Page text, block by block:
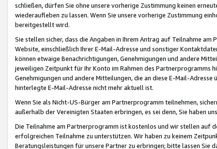
schließen, dürfen Sie ohne unsere vorherige Zustimmung keinen
wiederaufleben zu lassen. Wenn Sie unsere vorherige Zustimmung
bereitgestellt wird.
Sie stellen sicher, dass die Angaben in Ihrem Antrag auf Teilnahme
Website, einschließlich Ihrer E-Mail-Adresse und sonstiger
können etwaige Benachrichtigungen, Genehmigungen und andere
jeweiligen Zeitpunkt für Ihr Konto im Rahmen des Partnerprogramms
Genehmigungen und andere Mitteilungen, die an diese E-Mail-
hinterlegte E-Mail-Adresse nicht mehr aktuell ist.
Wenn Sie als Nicht-US-Bürger am Partnerprogramm teilnehmen,
außerhalb der Vereinigten Staaten erbringen, es sei denn, Sie haben
Die Teilnahme am Partnerprogramm ist kostenlos und wir stellen auf
erfolgreichen Teilnahme zu unterstützen. Wir haben zu keinem
Beratungsleistungen für unsere Partner zu erbringen; bitte lassen Sie